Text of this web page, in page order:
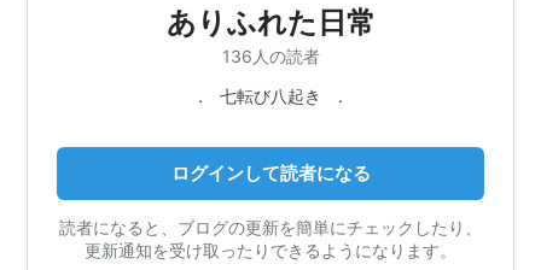
ありふれた日常
136人の読者
. 七転び八起き .
ログインして読者になる
読者になると、ブログの更新を簡単にチェックしたり、
更新通知を受け取ったりできるようになります。